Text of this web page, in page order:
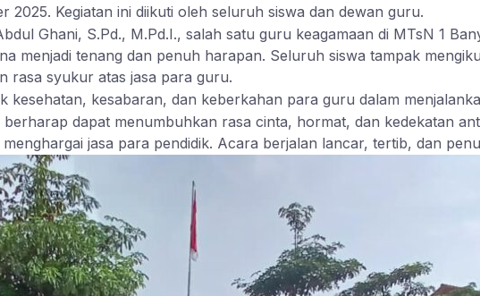
2025. Kegiatan ini diikuti oleh seluruh siswa dan dewan guru.
Ghani, S.Pd., M.Pd.I., salah satu guru keagamaan di MTsN 1
menjadi tenang dan penuh harapan. Seluruh siswa tampak
rasa syukur atas jasa para guru.
kesehatan, kesabaran, dan keberkahan para guru dalam
dapat menumbuhkan rasa cinta, hormat, dan kedekatan
jasa para pendidik. Acara berjalan lancar, tertib, dan